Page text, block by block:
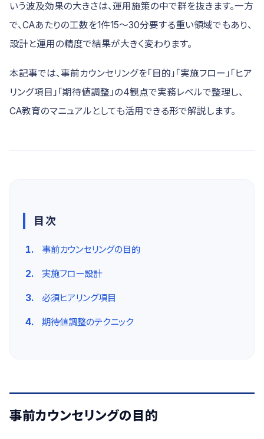
いう波及効果の大きさは、運用施策の中で群を抜きます。一方
で、CAあたりの工数を1件15〜30分要する重い領域でもあり、
設計と運用の精度で結果が大きく変わります。
本記事では、事前カウンセリングを「目的」「実施フロー」「ヒア
リング項目」「期待値調整」の4観点で実務レベルで整理し、
CA教育のマニュアルとしても活用できる形で解説します。
目次
事前カウンセリングの目的
実施フロー設計
必須ヒアリング項目
期待値調整のテクニック
事前カウンセリングの目的